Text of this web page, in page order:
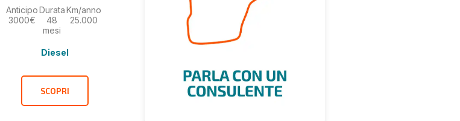
Anticipo
3000€
Durata
48
mesi
Km/anno
25.000
Diesel
SCOPRI